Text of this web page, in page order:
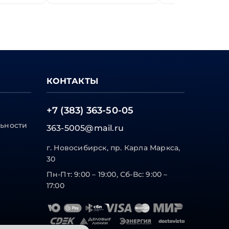
КОНТАКТЫ
+7 (383) 363-50-05
363-5005@mail.ru
г. Новосибирск, пр. Карла Маркса,
30
Пн-Пт: 9:00 – 19:00, Сб-Вс: 9:00 –
17:00